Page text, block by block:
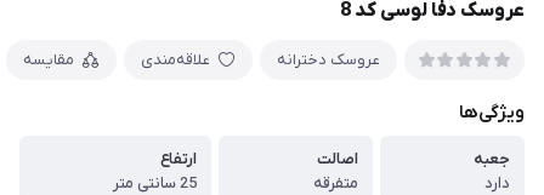
عروسک دفا لوسی کد 8
عروسک دخترانه علاقه‌مندی مقایسه
ویژگی‌ها
جعبه
دارد
اصالت
متفرقه
ارتفاع
25 سانتی متر